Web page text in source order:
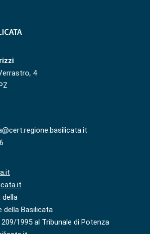
4
della
della Basilicata
1995 al Tribunale di Potenza